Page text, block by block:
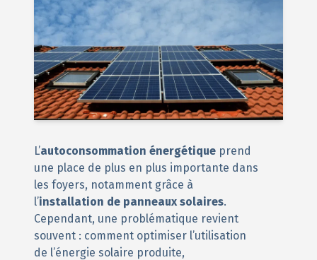
L’autoconsommation énergétique prend
une place de plus en plus importante dans
les foyers, notamment grâce à
l’installation de panneaux solaires.
Cependant, une problématique revient
souvent : comment optimiser l’utilisation
de l’énergie solaire produite,